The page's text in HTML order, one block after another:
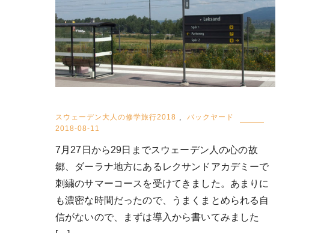
スウェーデン大人の修学旅行2018 ,
バックヤード
2018-08-11
7月27日から29日までスウェーデン人の心の故
郷、ダーラナ地方にあるレクサンドアカデミーで
刺繍のサマーコースを受けてきました。あまりに
も濃密な時間だったので、うまくまとめられる自
信がないので、まずは導入から書いてみました